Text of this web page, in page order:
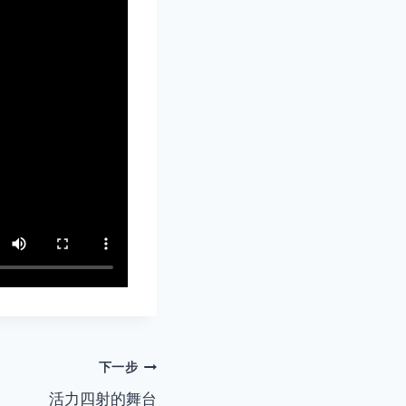
下一步
活力四射的舞台